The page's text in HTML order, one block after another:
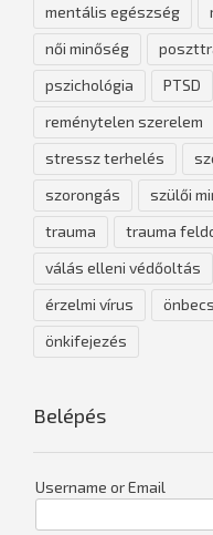
mentális egészség
női minőség
pszichológia
PTSD
reménytelen szerelem
stressz terhelés
szorongás
szülői
trauma
trauma
válás elleni védőoltás
érzelmi vírus
önkifejezés
Belépés
Username or Email